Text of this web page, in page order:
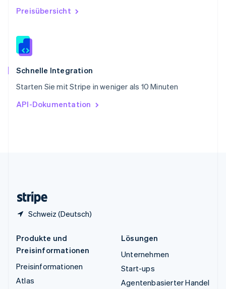
Preisübersicht
Schnelle Integration
Starten Sie mit Stripe in weniger als 10 Minuten
API-Dokumentation
Schweiz (Deutsch)
Sonderverwaltungsregion Hongkong,
Spanien
Thailand
ไทยEnglish
English
English
Produkte und
Preisinformationen
Preisinformationen
Atlas
Lösungen
Unternehmen
Start-ups
Agentenbasierter Handel